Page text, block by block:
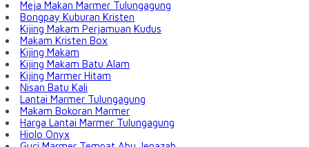
Meja Makan Marmer Tulungagung
Bongpay Kuburan Kristen
Kijing Makam Perjamuan Kudus
Makam Kristen Box
Kijing Makam
Kijing Makam Batu Alam
Kijing Marmer Hitam
Nisan Batu Kali
Lantai Marmer Tulungagung
Makam Bokoran Marmer
Harga Lantai Marmer Tulungagung
Hiolo Onyx